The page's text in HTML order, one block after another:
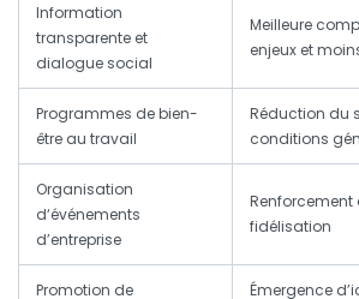
Information
transparente et
dialogue social
Meilleure
enjeux et
Programmes de bien-
être au travail
Réduction du
conditions
Organisation
d‘événements
d’entreprise
Renforcement
fidélisation
Promotion de
Émergence